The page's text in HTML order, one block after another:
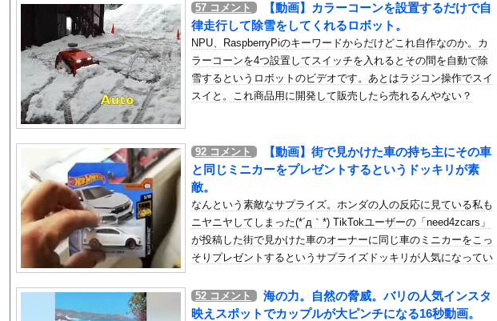
【悲報】「蕎麦」とかいう自炊最強のメシｗｗｗｗｗｗｗｗ
【4/4】嫁が浮気をしている。私の知らないスマホで連絡を取り合い、日中会ったりしてい...
この夏菜がシコすぎるｗｗｗｗ
【速報】新メンバー6人の生写真『こんにちは！新メンバーです☆』
嫁「妊娠したよ。実家帰るわ。産んだら戻る」→嫁「実家快適すぎｗもう戻りません」俺「転...
【驚愕】名作『葬送のフリーレン』凄い事に気付いたｗｗｗｗ「ヒンメル」とか「南の勇者」...
【ガチ朗報】関東、もう真夏の暑さが終わるかも他
ついに国産ヒューマノイド登場、人手不足深刻化の医療・製造現場などでの活用想定！
【日向坂46】月刊ジャイアンツ公式、重大告知！
【悲報】桐谷さん「人生かけて7億円貯めたのにガンで死ぬかも。もっと素直に遊べばよかっ...
日向坂46藤嶌果歩、タンクトップお●ぱいデッカ！横乳が揺れ過ぎ最高！
赤坂アカ「かぐや様、推しの子ヒットさせました」←この人がなぜか過小評価されてる理由
【動画】 AKB48のエースさんの走りｗｗｗｗｗ
57 コメント
【動画】カラーコーンを設置するだけで自
律走行して除雪をしてくれるロボット。
NPU、RaspberryPiのキーワードからだけどこれ自作なのか。カ
ラーコーンを4つ設置してスイッチを入れるとその間を自動で除
雪するというロボットのビデオです。あとはラジコン操作でスイ
スイと。これ商品用に開発して販売したら売れるんやない？
92 コメント
【動画】街で見かけた車の持ち主にその車
と同じミニカーをプレゼントするというドッキリが素
敵。
なんという素敵なサプライズ。ホンダの人の反応に見ている私も
ニヤニヤしてしまった(*´д｀*) TikTokユーザーの「need4zcars」
が投稿した街で見かけた車のオーナーに同じ車のミニカーをこっ
そりプレゼントするというサプライズドッキリが人気になってい
52 コメント
海の力。自然の脅威。バリの人気インスタ
映えスポットでカップルが大ピンチになる16秒動画。